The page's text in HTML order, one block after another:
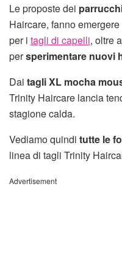
Le proposte dei
Haircare, fanno
per i tagli di capelli, oltre
persperimentare nuovi
Dai tagli XL mocha
Trinity Haircare lancia
stagione calda.
Vediamo quindi tutte le
linea di tagli Trinity
Advertisement